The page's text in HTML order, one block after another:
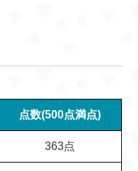
点数(500点満点)
363点